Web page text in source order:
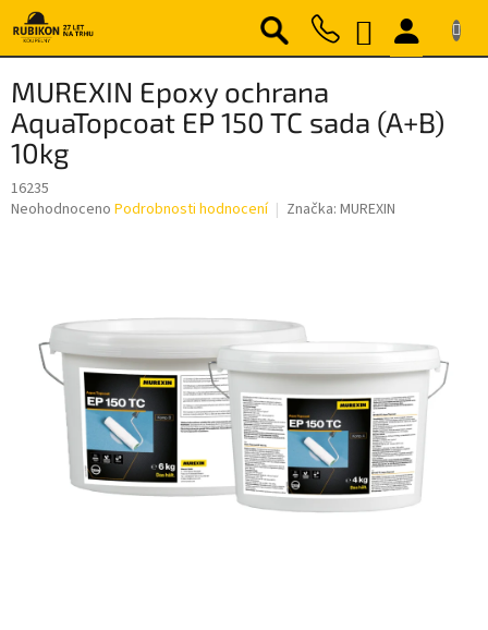
Přejít
na
obsah
NÁKUPNÍ
KOŠÍK
MUREXIN Epoxy ochrana
AquaTopcoat EP 150 TC sada (A+B)
10kg
16235
Průměrné
hvězdiček.
Neohodnoceno Podrobnosti hodnocení Značka: MUREXIN